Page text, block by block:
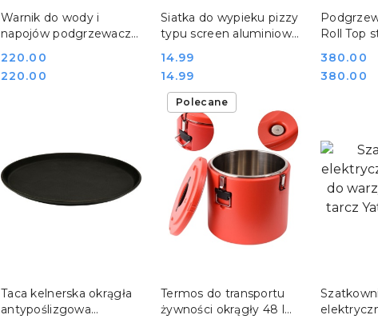
Warnik do wody i
napojów podgrzewacz
Yato YG-04301
Cena:
220.00
Cena:
220.00
DO KOSZYKA
Siatka do wypieku pizzy
typu screen aluminiowa
Cena:
14.99
Cena:
14.99
DO KOSZYKA
Roll Top
04140GP
Cena:
380.00
Cena:
380.00
Taca kelnerska okrągła
antypoślizgowa
DO KOSZYKA
Termos do transportu
żywności okrągły 48 l
Polecane
DO KOSZYKA